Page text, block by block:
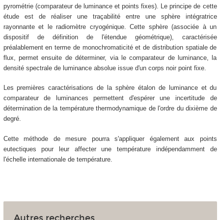
pyrométrie (comparateur de luminance et points fixes). Le principe de cette
étude est de réaliser une traçabilité entre une sphère intégratrice
rayonnante et le radiomètre cryogénique. Cette sphère (associée à un
dispositif de définition de l'étendue géométrique), caractérisée
préalablement en terme de monochromaticité et de distribution spatiale de
flux, permet ensuite de déterminer, via le comparateur de luminance, la
densité spectrale de luminance absolue issue d'un corps noir point fixe.
Les premières caractérisations de la sphère étalon de luminance et du
comparateur de luminances permettent d'espérer une incertitude de
détermination de la température thermodynamique de l'ordre du dixième de
degré.
Cette méthode de mesure pourra s'appliquer également aux points
eutectiques pour leur affecter une température indépendamment de
l'échelle internationale de température.